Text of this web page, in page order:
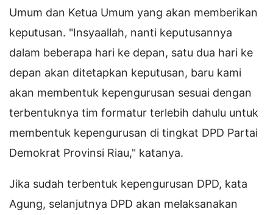
Umum dan Ketua Umum yang akan memberikan
keputusan. "Insyaallah, nanti keputusannya
dalam beberapa hari ke depan, satu dua hari ke
depan akan ditetapkan keputusan, baru kami
akan membentuk kepengurusan sesuai dengan
terbentuknya tim formatur terlebih dahulu untuk
membentuk kepengurusan di tingkat DPD Partai
Demokrat Provinsi Riau," katanya.
Jika sudah terbentuk kepengurusan DPD, kata
Agung, selanjutnya DPD akan melaksanakan